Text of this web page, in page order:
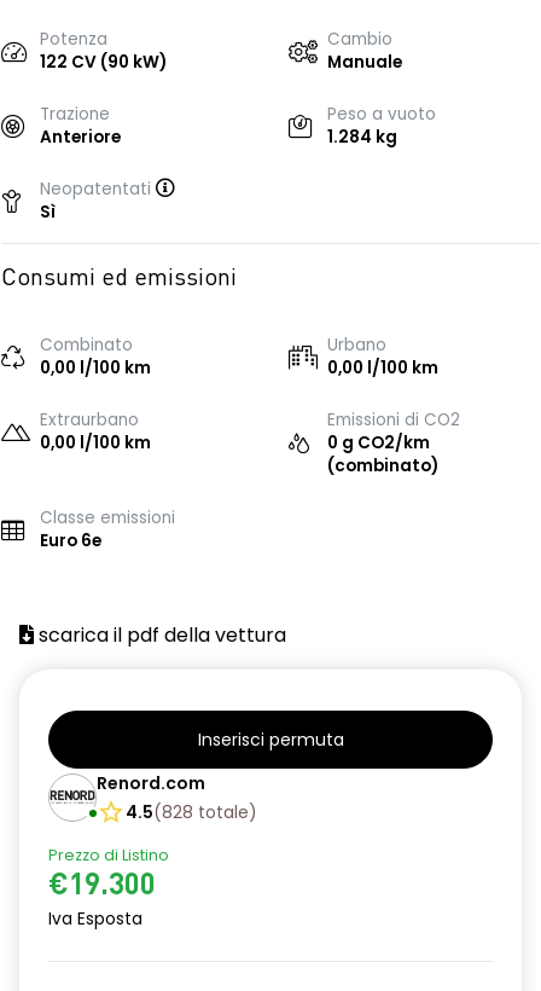
Potenza
122 CV (90 kW)
Cambio
Manuale
Trazione
Anteriore
Peso a vuoto
1.284 kg
Neopatentati
Sì
Consumi ed emissioni
Combinato
0,00 l/100 km
Urbano
0,00 l/100 km
Extraurbano
0,00 l/100 km
Emissioni di CO2
0 g CO2/km
(combinato)
Classe emissioni
Euro 6e
scarica il pdf della vettura
Inserisci permuta
Renord.com
4.5(828 totale)
Prezzo di Listino
€19.300
Iva Esposta